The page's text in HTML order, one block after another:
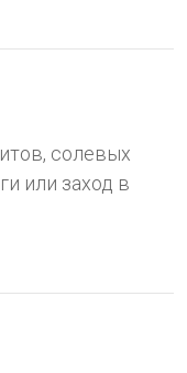
солевых
или заход в